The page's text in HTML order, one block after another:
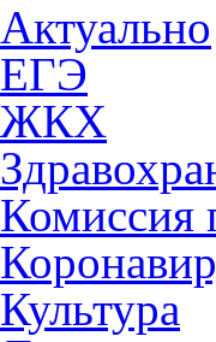
Актуально
ЕГЭ
ЖКХ
Комиссия
Культура